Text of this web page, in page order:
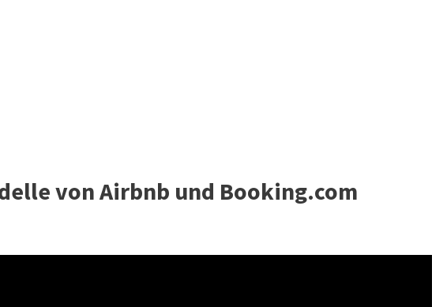
von Airbnb und Booking.com